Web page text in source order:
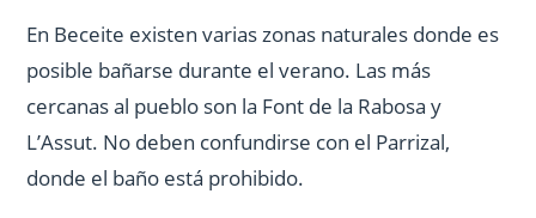
En Beceite existen varias zonas naturales donde es
posible bañarse durante el verano. Las más
cercanas al pueblo son la Font de la Rabosa y
L’Assut. No deben confundirse con el Parrizal,
donde el baño está prohibido.